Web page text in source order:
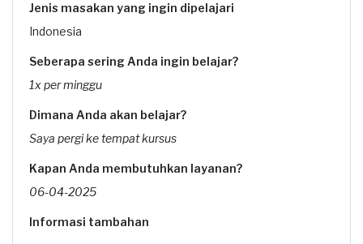
Jenis masakan yang ingin dipelajari
Indonesia
Seberapa sering Anda ingin belajar?
1x per minggu
Dimana Anda akan belajar?
Saya pergi ke tempat kursus
Kapan Anda membutuhkan layanan?
06-04-2025
Informasi tambahan